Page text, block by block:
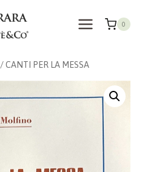
0
/CANTI PER LA MESSA